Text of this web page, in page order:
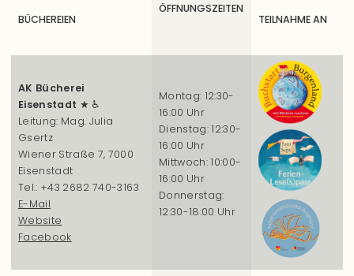
BÜCHEREIEN
ÖFFNUNGSZEITEN
TEILNAHME AN
AK Bücherei
Eisenstadt ★ ♿
Leitung: Mag. Julia
Gsertz
Wiener Straße 7, 7000
Eisenstadt
Tel.: +43 2682 740-3163
E-Mail
Website
Facebook
Montag: 12:30-
16:00 Uhr
Dienstag: 12:30-
16:00 Uhr
Mittwoch: 10:00-
16:00 Uhr
Donnerstag:
12:30-18:00 Uhr